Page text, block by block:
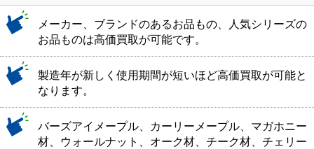
メーカー、ブランドのあるお品もの、人気シリーズの
お品ものは高価買取が可能です。
製造年が新しく使用期間が短いほど高価買取が可能と
なります。
バーズアイメープル、カーリーメープル、マガホニー
材、ウォールナット、オーク材、チーク材、チェリー